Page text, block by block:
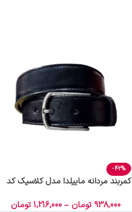
-42%
کمربند مردانه ماییلدا مدل کلاسیک کد
938,000 تومان –
1,216,000تومان